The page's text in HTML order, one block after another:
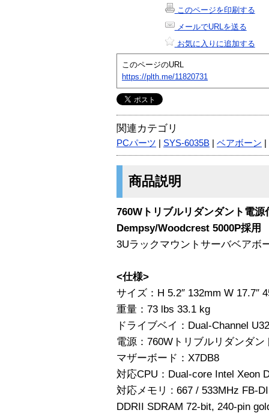
このページを印刷する
メールでURLを送る
お気に入りに追加する
このページのURL
https://plth.me/11820731
関連カテゴリ
PCパーツ SYS-6035B ベアボーン
商品説明
760Wトリブルリダンダント電
Dempsy/Woodcrest 5000P採用
3Uラックマウントサーバベアボ
<仕様>
サイズ：H 5.2″ 132mm W 17.7″
重量：73 lbs 33.1 kg
ドライブベイ：Dual-Channel
電源：760Wトリブルリダンダン
マザーボード：X7DB8
対応CPU：Dual-core Intel Xeon
対応メモリ : 667 / 533MHz FB-
DDRII SDRAM 72-bit, 240-pin